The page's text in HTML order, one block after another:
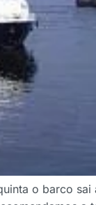
o barco sai